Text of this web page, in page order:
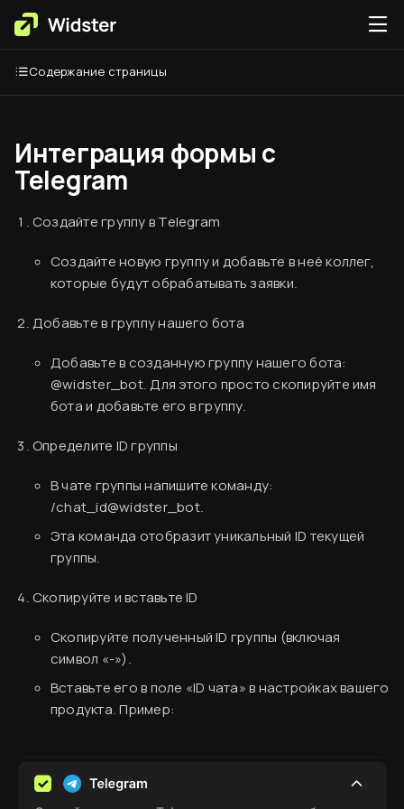
Создание аккаунта
Оплата сервиса
Код виджета
Вставка кода на сайт
Виджет «Баннер»
Оформление
Настройка Яндекс.Метрики
Как смотреть аналитику
Интеграции форм
Telegram
Интеграция формы с
Telegram
Создайте группу в Telegram
Создайте новую группу и добавьте в неё коллег,
которые будут обрабатывать заявки.
Добавьте в группу нашего бота
Добавьте в созданную группу нашего бота:
@widster_bot. Для этого просто скопируйте имя
бота и добавьте его в группу.
Определите ID группы
В чате группы напишите команду:
/chat_id@widster_bot.
Эта команда отобразит уникальный ID текущей
группы.
Скопируйте и вставьте ID
Скопируйте полученный ID группы (включая
символ «-»).
Вставьте его в поле «ID чата» в настройках вашего
продукта. Пример:
Содержание страницы
Согласен